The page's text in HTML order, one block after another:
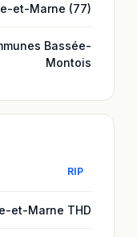
et-Marne (77)
Bassée-
Montois
RIP
et-Marne THD